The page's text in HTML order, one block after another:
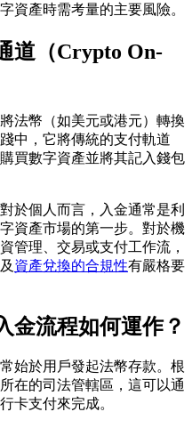
資產時需考量的主要風險。
道（Crypto On-
法幣（如美元或港元）轉換
中，它將傳統的支付軌道
買數字資產並將其記入錢包
於個人而言，入金通常是利
資產市場的第一步。對於機
管理、交易或支付工作流，
資產兌換的合規性有嚴格要
金流程如何運作？
始於用戶發起法幣存款。根
在的司法管轄區，這可以通
卡支付來完成。